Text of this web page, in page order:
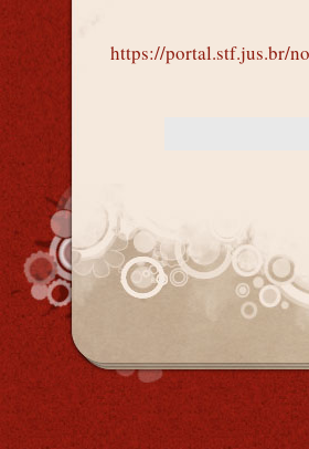
https://portal.stf.jus.br/